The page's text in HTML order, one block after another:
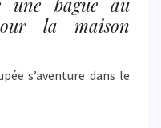
la maison
s’aventure dans le